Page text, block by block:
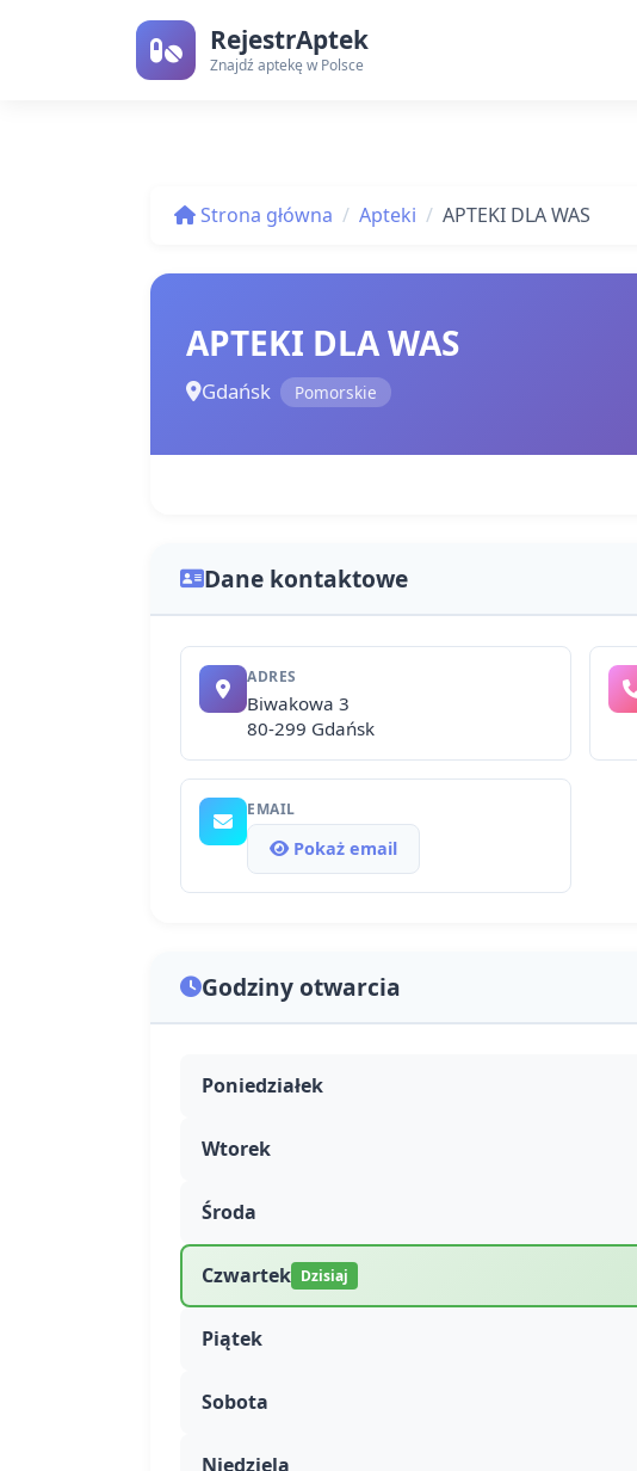
RejestrAptek
Znajdź aptekę w Polsce
Strona główna Apteki APTEKI DLA WAS
APTEKI DLA WAS
Gdańsk Pomorskie
Dane kontaktowe
ADRES
Biwakowa 3
80-299 Gdańsk
EMAIL
Pokaż email
Godziny otwarcia
Poniedziałek
Wtorek
Środa
Czwartek Dzisiaj
Piątek
Sobota
Niedziela